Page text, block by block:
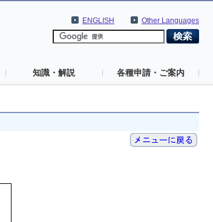
Other Languages
ENGLISH
知識・解説 各種申請・ご案内